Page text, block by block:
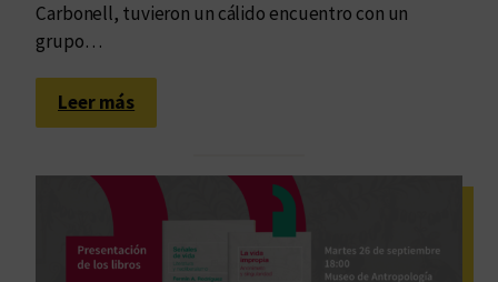
Carbonell, tuvieron un cálido encuentro con un
grupo…
Leer más:
C
c
i